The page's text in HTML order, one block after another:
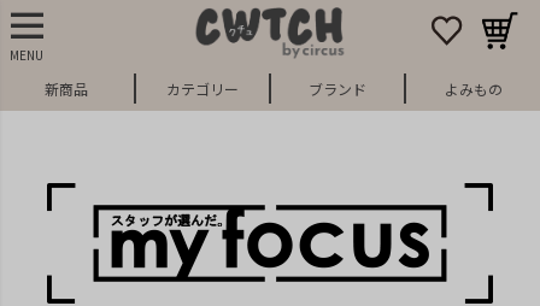
MENU
新商品 カテゴリー ブランド よみもの